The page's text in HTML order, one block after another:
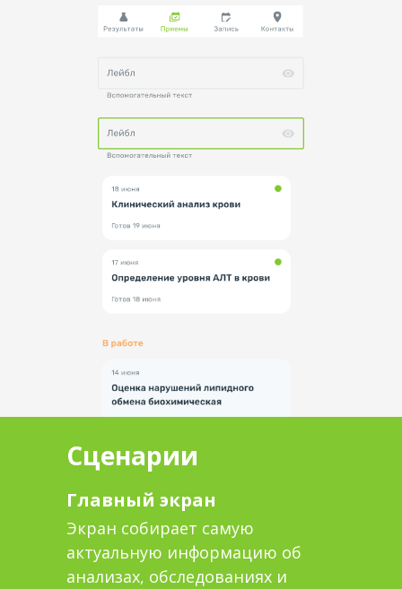
Сценарии
Главный экран
Экран собирает самую
актуальную информацию об
анализах, обследованиях и